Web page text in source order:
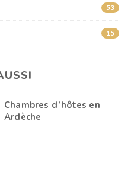
53
15
Chambres d’hôtes en
Ardèche